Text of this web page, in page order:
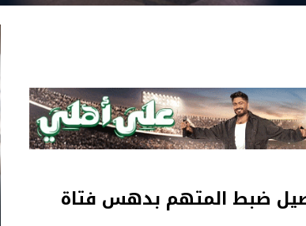
ضبط المتهم بدهس فتاة